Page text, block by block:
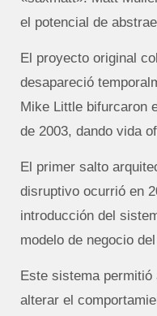
el potencial de
El proyecto original
desapareció
Mike Little bifurcaron
de 2003, dando vida
El primer salto
disruptivo ocurrió en
introducción del
modelo de negocio
Este sistema
alterar el